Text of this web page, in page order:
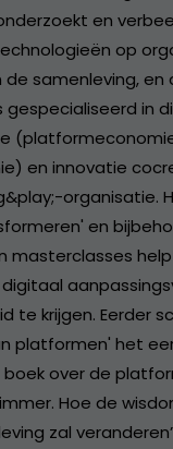
en
op
de samenleving, en
gespecialiseerd in
en innovatie
organisatie.
en
masterclasses
te krijgen. Eerder
platformen' het
boek over de
Hoe de
zal